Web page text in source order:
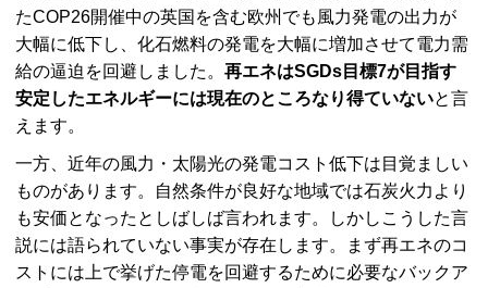
たCOP26開催中の英国を含む欧州でも風力発電の出力が
大幅に低下し、化石燃料の発電を大幅に増加させて電力需
給の逼迫を回避しました。 再エネはSGDs目標7が目指す
安定したエネルギーには現在のところなり得ていないと言
えます。
一方、近年の風力・太陽光の発電コスト低下は目覚ましい
ものがあります。自然条件が良好な地域では石炭火力より
も安価となったとしばしば言われます。しかしこうした言
説には語られていない事実が存在します。まず再エネのコ
ストには上で挙げた停電を回避するために必要なバックア